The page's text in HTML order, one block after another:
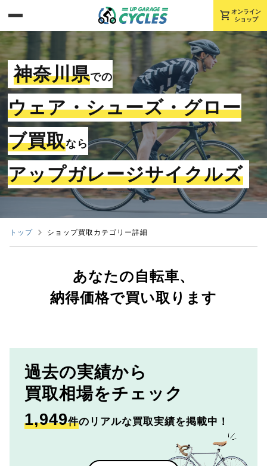
shopping_cart オンライン
ショップ
神奈川県での
ウェア・シューズ・グロー
ブ買取なら
アップガレージサイクルズ
トップ ショップ買取カテゴリー詳細
あなたの自転車、
納得価格で買い取ります
過去の実績から
買取相場をチェック
1,949件のリアルな買取実績を掲載中！